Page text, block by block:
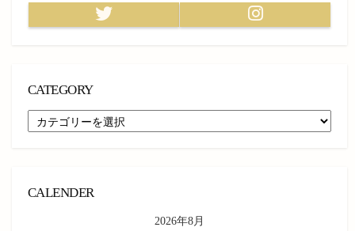
Twitter Instagram
CATEGORY
CATEGORY
CALENDER
2026年8月